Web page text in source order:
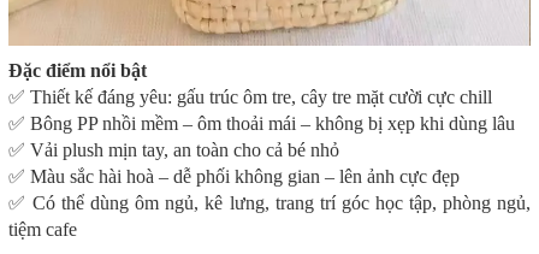
Đặc điểm nổi bật
✅ Thiết kế đáng yêu: gấu trúc ôm tre, cây tre mặt cười cực chill
✅ Bông PP nhồi mềm – ôm thoải mái – không bị xẹp khi dùng lâu
✅ Vải plush mịn tay, an toàn cho cả bé nhỏ
✅ Màu sắc hài hoà – dễ phối không gian – lên ảnh cực đẹp
✅ Có thể dùng ôm ngủ, kê lưng, trang trí góc học tập, phòng ngủ,
tiệm cafe